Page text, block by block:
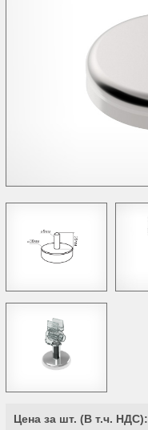
Цена за шт. (В т.ч. НДС):